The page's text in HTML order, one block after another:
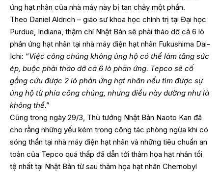
ứng hạt nhân của nhà máy này bị tan chảy một phần.
Theo Daniel Aldrich – giáo sư khoa học chính trị tại Đại học
Purdue, Indiana, thậm chí Nhật Bản sẽ phải tháo dỡ cả 6 lò
phản ứng hạt nhân tại nhà máy điện hạt nhân Fukushima Dai-
Ichi: “Việc công chúng không ủng hộ có thể làm tăng sức
ép, buộc phải tháo dỡ cả 6 lò phản ứng. Tepco sẽ cố
gắng cứu được 2 lò phản ứng hạt nhân nếu tìm được sự
ủng hộ từ phía công chúng, nhưng điều này dường như là
không thể.”
Cũng trong ngày 29/3, Thủ tướng Nhật Bản Naoto Kan đã
cho rằng những yếu kém trong công tác phòng ngừa khi có
sóng thần tại nhà máy điện hạt nhân và những tiêu chuẩn an
toàn của Tepco quá thấp đã dẫn tới thảm họa hạt nhân tồi
tệ nhất tại Nhật Bản từ sau thảm họa hạt nhân Chernobyl